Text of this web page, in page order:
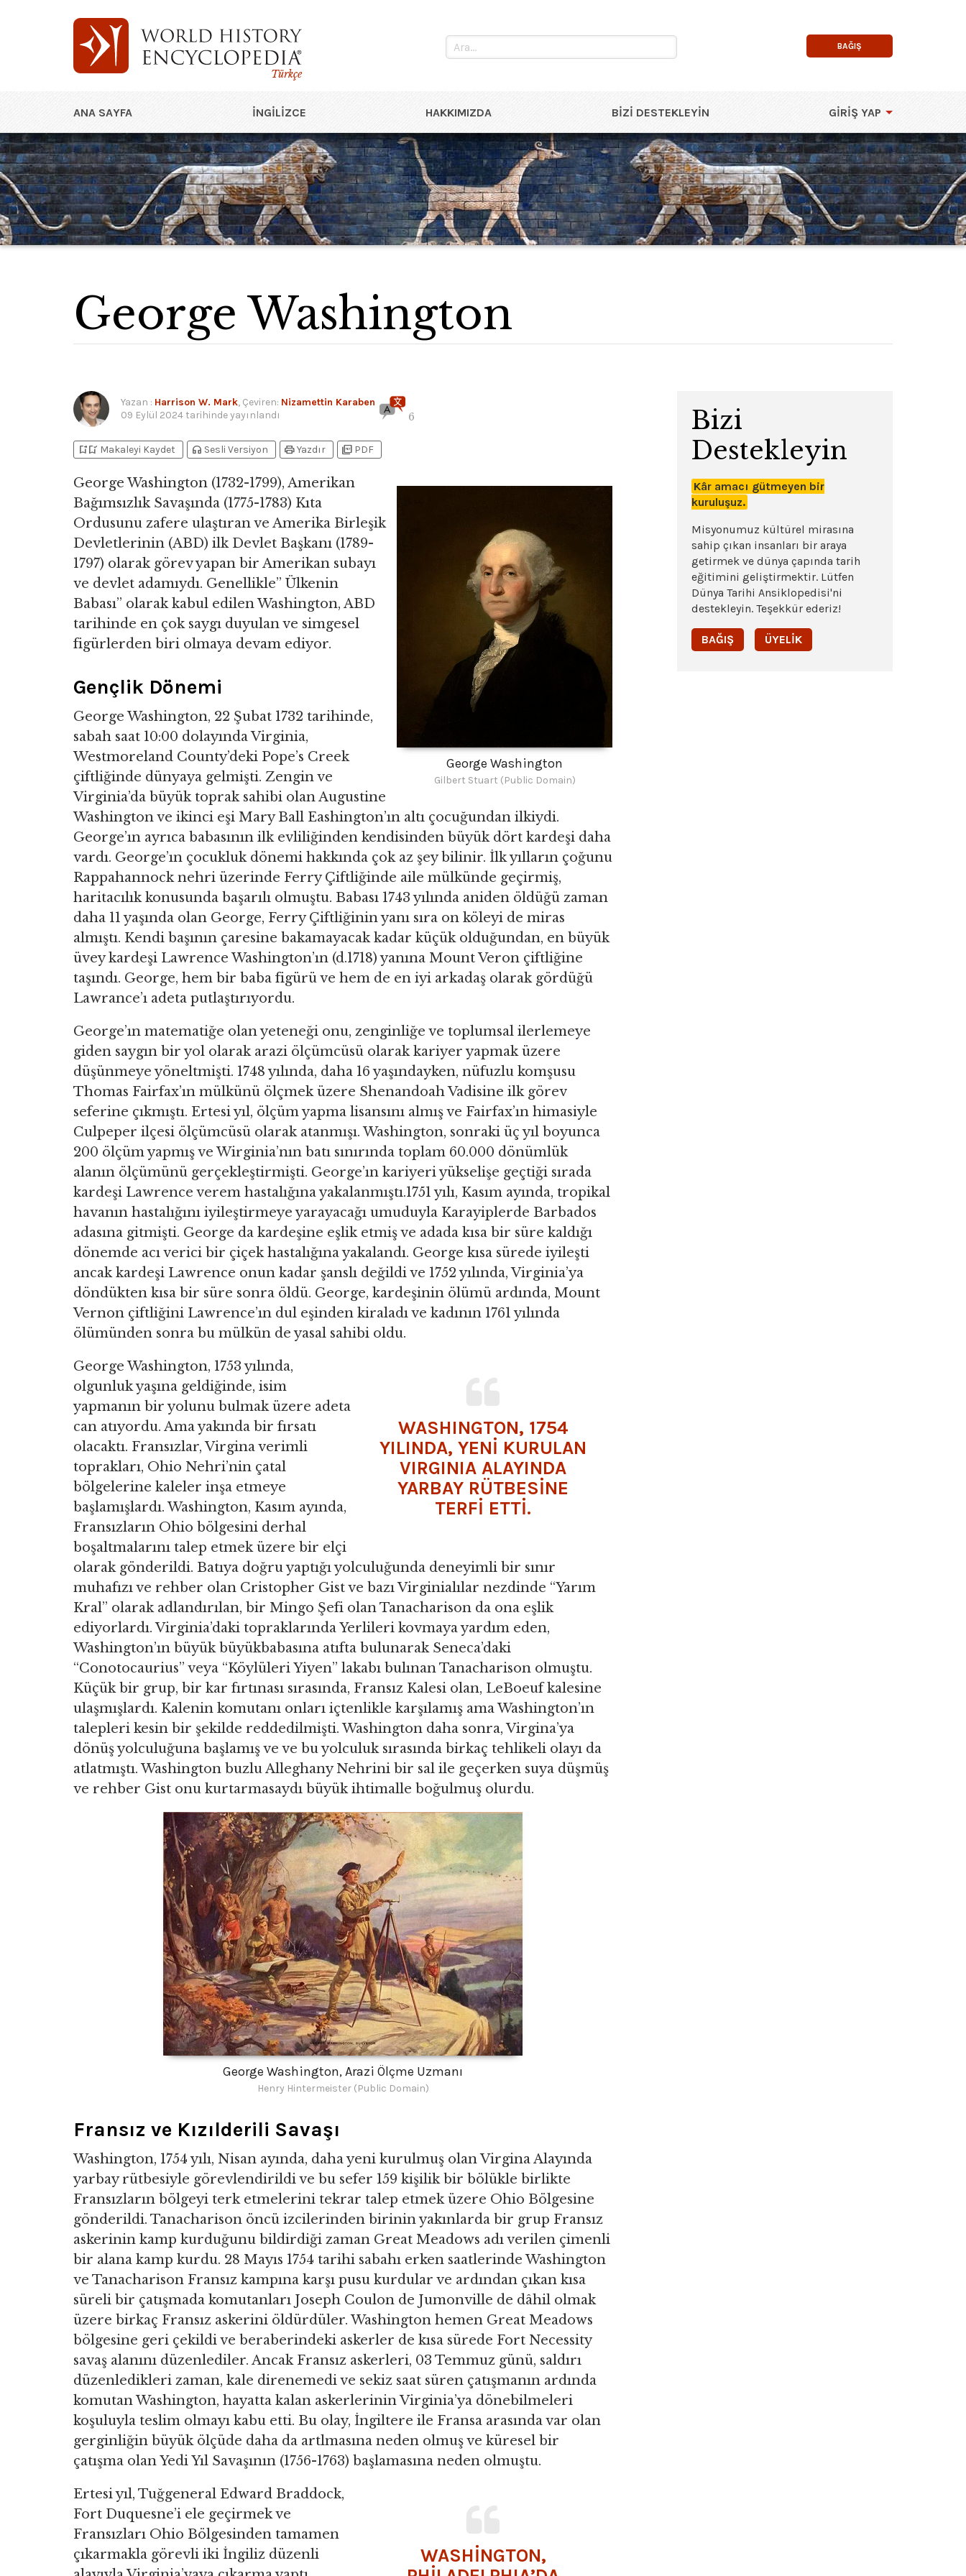
Türkçe
BAĞIŞ
ANA SAYFA İNGILIZCE HAKKIMIZDA BIZI DESTEKLEYIN GIRIŞ YAP
George Washington
Yazan : Harrison W. Mark, Çeviren: Nizamettin Karaben
09 Eylül 2024 tarihinde yayınlandı 6
bookmark_addbookmark_added Makaleyi Kaydet headphones Sesli Versiyon printYazdır picture_as_pdf PDF
George Washington
Gilbert Stuart (Public Domain)
George Washington (1732-1799), Amerikan
Bağımsızlık Savaşında (1775-1783) Kıta
Ordusunu zafere ulaştıran ve Amerika Birleşik
Devletlerinin (ABD) ilk Devlet Başkanı (1789-
1797) olarak görev yapan bir Amerikan subayı
ve devlet adamıydı. Genellikle” Ülkenin
Babası” olarak kabul edilen Washington, ABD
tarihinde en çok saygı duyulan ve simgesel
figürlerden biri olmaya devam ediyor.
Gençlik Dönemi
George Washington, 22 Şubat 1732 tarihinde,
sabah saat 10:00 dolayında Virginia,
Westmoreland County’deki Pope’s Creek
çiftliğinde dünyaya gelmişti. Zengin ve
Virginia’da büyük toprak sahibi olan Augustine
Washington ve ikinci eşi Mary Ball Eashington’ın altı çocuğundan ilkiydi.
George’ın ayrıca babasının ilk evliliğinden kendisinden büyük dört kardeşi daha
vardı. George’ın çocukluk dönemi hakkında çok az şey bilinir. İlk yılların çoğunu
Rappahannock nehri üzerinde Ferry Çiftliğinde aile mülkünde geçirmiş,
haritacılık konusunda başarılı olmuştu. Babası 1743 yılında aniden öldüğü zaman
daha 11 yaşında olan George, Ferry Çiftliğinin yanı sıra on köleyi de miras
almıştı. Kendi başının çaresine bakamayacak kadar küçük olduğundan, en büyük
üvey kardeşi Lawrence Washington’ın (d.1718) yanına Mount Veron çiftliğine
taşındı. George, hem bir baba figürü ve hem de en iyi arkadaş olarak gördüğü
Lawrance’ı adeta putlaştırıyordu.
George’ın matematiğe olan yeteneği onu, zenginliğe ve toplumsal ilerlemeye
giden saygın bir yol olarak arazi ölçümcüsü olarak kariyer yapmak üzere
düşünmeye yöneltmişti. 1748 yılında, daha 16 yaşındayken, nüfuzlu komşusu
Thomas Fairfax’ın mülkünü ölçmek üzere Shenandoah Vadisine ilk görev
seferine çıkmıştı. Ertesi yıl, ölçüm yapma lisansını almış ve Fairfax’ın himasiyle
Culpeper ilçesi ölçümcüsü olarak atanmışı. Washington, sonraki üç yıl boyunca
200 ölçüm yapmış ve Wirginia’nın batı sınırında toplam 60.000 dönümlük
alanın ölçümünü gerçekleştirmişti. George’ın kariyeri yükselişe geçtiği sırada
kardeşi Lawrence verem hastalığına yakalanmıştı.1751 yılı, Kasım ayında, tropikal
havanın hastalığını iyileştirmeye yarayacağı umuduyla Karayiplerde Barbados
adasına gitmişti. George da kardeşine eşlik etmiş ve adada kısa bir süre kaldığı
dönemde acı verici bir çiçek hastalığına yakalandı. George kısa sürede iyileşti
ancak kardeşi Lawrence onun kadar şanslı değildi ve 1752 yılında, Virginia’ya
döndükten kısa bir süre sonra öldü. George, kardeşinin ölümü ardında, Mount
Vernon çiftliğini Lawrence’ın dul eşinden kiraladı ve kadının 1761 yılında
ölümünden sonra bu mülkün de yasal sahibi oldu.
WASHINGTON, 1754
YILINDA, YENİ KURULAN
VIRGINIA ALAYINDA
YARBAY RÜTBESİNE
TERFİ ETTİ.
George Washington, 1753 yılında,
olgunluk yaşına geldiğinde, isim
yapmanın bir yolunu bulmak üzere adeta
can atıyordu. Ama yakında bir fırsatı
olacaktı. Fransızlar, Virgina verimli
toprakları, Ohio Nehri’nin çatal
bölgelerine kaleler inşa etmeye
başlamışlardı. Washington, Kasım ayında,
Fransızların Ohio bölgesini derhal
boşaltmalarını talep etmek üzere bir elçi
olarak gönderildi. Batıya doğru yaptığı yolculuğunda deneyimli bir sınır
muhafızı ve rehber olan Cristopher Gist ve bazı Virginialılar nezdinde “Yarım
Kral” olarak adlandırılan, bir Mingo Şefi olan Tanacharison da ona eşlik
ediyorlardı. Virginia’daki topraklarında Yerlileri kovmaya yardım eden,
Washington’ın büyük büyükbabasına atıfta bulunarak Seneca’daki
“Conotocaurius” veya “Köylüleri Yiyen” lakabı bulınan Tanacharison olmuştu.
Küçük bir grup, bir kar fırtınası sırasında, Fransız Kalesi olan, LeBoeuf kalesine
ulaşmışlardı. Kalenin komutanı onları içtenlikle karşılamış ama Washington’ın
talepleri kesin bir şekilde reddedilmişti. Washington daha sonra, Virgina’ya
dönüş yolculuğuna başlamış ve ve bu yolculuk sırasında birkaç tehlikeli olayı da
atlatmıştı. Washington buzlu Alleghany Nehrini bir sal ile geçerken suya düşmüş
ve rehber Gist onu kurtarmasaydı büyük ihtimalle boğulmuş olurdu.
George Washington, Arazi Ölçme Uzmanı
Henry Hintermeister (Public Domain)
Fransız ve Kızılderili Savaşı
Washington, 1754 yılı, Nisan ayında, daha yeni kurulmuş olan Virgina Alayında
yarbay rütbesiyle görevlendirildi ve bu sefer 159 kişilik bir bölükle birlikte
Fransızların bölgeyi terk etmelerini tekrar talep etmek üzere Ohio Bölgesine
gönderildi. Tanacharison öncü izcilerinden birinin yakınlarda bir grup Fransız
askerinin kamp kurduğunu bildirdiği zaman Great Meadows adı verilen çimenli
bir alana kamp kurdu. 28 Mayıs 1754 tarihi sabahı erken saatlerinde Washington
ve Tanacharison Fransız kampına karşı pusu kurdular ve ardından çıkan kısa
süreli bir çatışmada komutanları Joseph Coulon de Jumonville de dâhil olmak
üzere birkaç Fransız askerini öldürdüler. Washington hemen Great Meadows
bölgesine geri çekildi ve beraberindeki askerler de kısa sürede Fort Necessity
savaş alanını düzenlediler. Ancak Fransız askerleri, 03 Temmuz günü, saldırı
düzenledikleri zaman, kale direnemedi ve sekiz saat süren çatışmanın ardında
komutan Washington, hayatta kalan askerlerinin Virginia’ya dönebilmeleri
koşuluyla teslim olmayı kabu etti. Bu olay, İngiltere ile Fransa arasında var olan
gerginliğin büyük ölçüde daha da artlmasına neden olmuş ve küresel bir
çatışma olan Yedi Yıl Savaşının (1756-1763) başlamasına neden olmuştu.
WASHİNGTON,
Ertesi yıl, Tuğgeneral Edward Braddock,
Fort Duquesne’i ele geçirmek ve
Fransızları Ohio Bölgesinden tamamen
çıkarmakla görevli iki İngiliz düzenli
Bizi
Destekleyin
Kâr amacı gütmeyen bir
kuruluşuz.
Misyonumuz kültürel mirasına
sahip çıkan insanları bir araya
getirmek ve dünya çapında tarih
eğitimini geliştirmektir. Lütfen
Dünya Tarihi Ansiklopedisi'ni
destekleyin. Teşekkür ederiz!
BAĞIŞ ÜYELIK